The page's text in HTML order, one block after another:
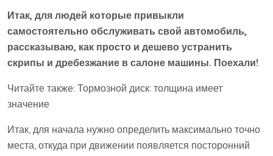
Итак, для людей которые привыкли
самостоятельно обслуживать свой автомобиль,
рассказываю, как просто и дешево устранить
скрипы и дребезжание в салоне машины. Поехали!
Читайте также: Тормозной диск: толщина имеет
значение
Итак, для начала нужно определить максимально точно
места, откуда при движении появляется посторонний